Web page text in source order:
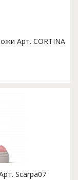
Арт. CORTINA
Scarpa07